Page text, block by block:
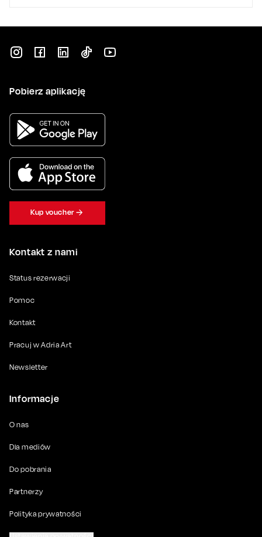
Kontakt z nami
Status rezerwacji
Pomoc
Kontakt
Pracuj w Adria Art
Newsletter
Informacje
O nas
Dla mediów
Do pobrania
Partnerzy
Polityka prywatności
Pobierz aplikację
Kup voucher